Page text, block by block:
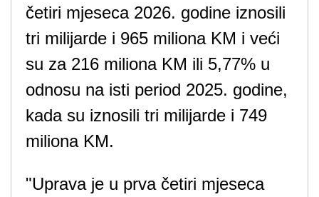
četiri mjeseca 2026. godine iznosili
tri milijarde i 965 miliona KM i veći
su za 216 miliona KM ili 5,77% u
odnosu na isti period 2025. godine,
kada su iznosili tri milijarde i 749
miliona KM.
"Uprava je u prva četiri mjeseca